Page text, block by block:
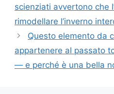
scienziati avvertono che
rimodellare l’inverno
Questo elemento da
appartenere al passato
— e perché è una bella